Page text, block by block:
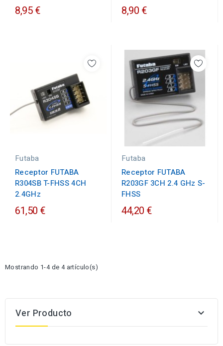
8,95 € 8,90 €
Futaba
Receptor FUTABA
R304SB T-FHSS 4CH
2.4GHz
61,50 €
Futaba
Receptor FUTABA
R203GF 3CH 2.4 GHz S-
FHSS
44,20 €
Mostrando 1-4 de 4 artículo(s)
Ver Producto 